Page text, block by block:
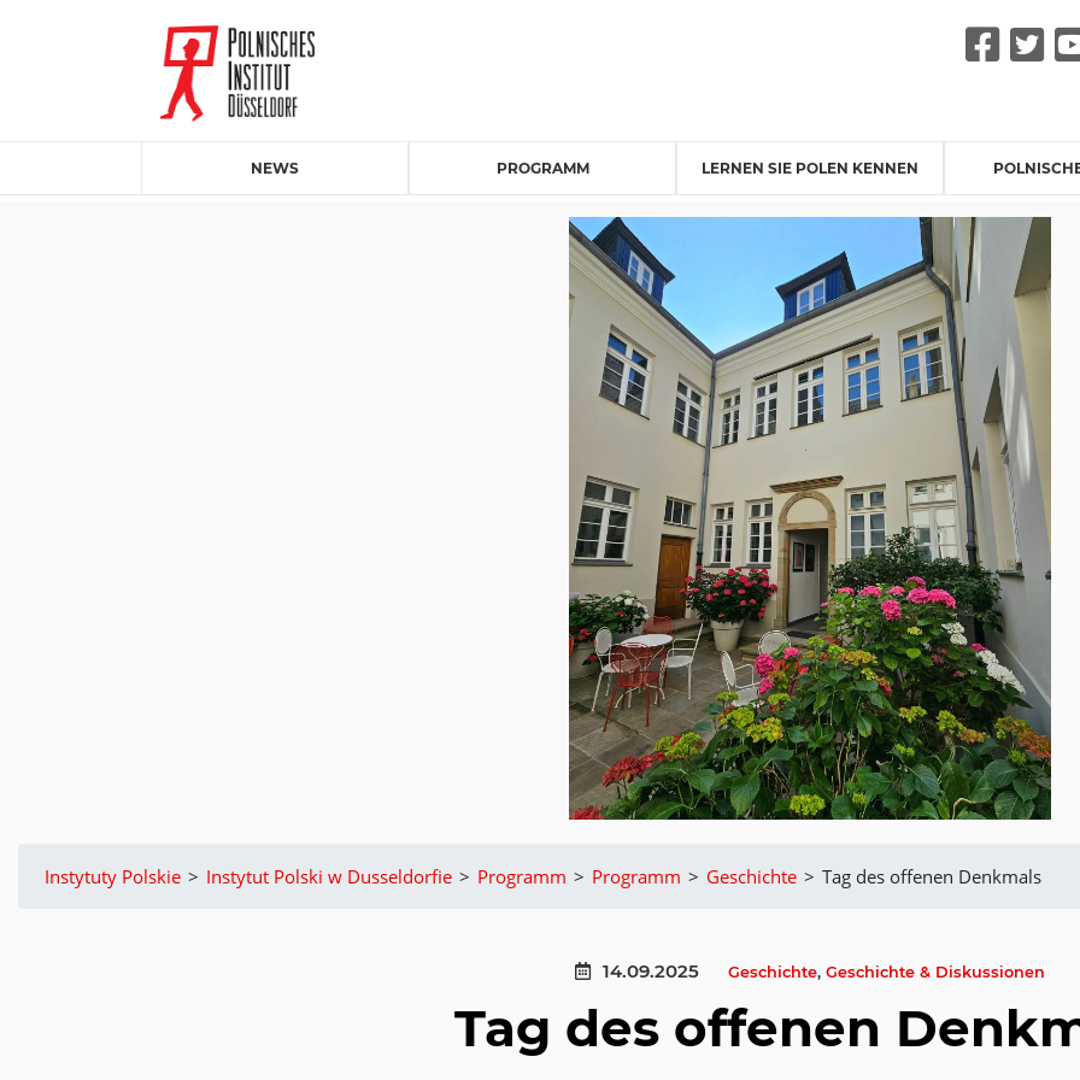
NEWS PROGRAMM LERNEN SIE POLEN KENNEN
Instytuty Polskie > Instytut Polski w Dusseldorfie > Programm > Programm > Geschichte > Tag des offenen Denkmals
14.09.2025 Geschichte, Geschichte & Diskussionen
Tag des offenen